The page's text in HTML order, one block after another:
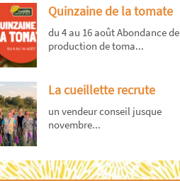
Quinzaine de la tomate
du 4 au 16 août Abondance de
production de toma...
La cueillette recrute
un vendeur conseil jusque
novembre...